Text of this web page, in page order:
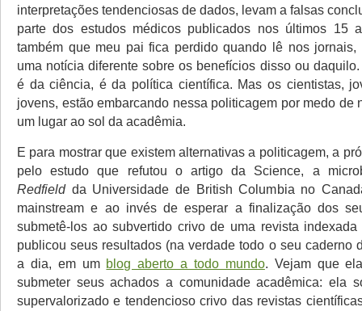
interpretações tendenciosas de dados, levam a falsas
parte dos estudos médicos publicados nos últimos 15
também que meu pai fica perdido quando lê nos jornais,
uma notícia diferente sobre os benefícios disso ou
é da ciência, é da política científica. Mas os cientistas,
jovens, estão embarcando nessa politicagem por medo de
um lugar ao sol da acadêmia.
E para mostrar que existem alternativas a politicagem, a
pelo estudo que refutou o artigo da Science, a
Redfieldda Universidade de British Columbia no
mainstream e ao invés de esperar a finalização dos
submetê-los ao subvertido crivo de uma revista
publicou seus resultados (na verdade todo o seu caderno
a dia, em um blog aberto a todo mundo. Vejam que
submeter seus achados a comunidade acadêmica: ela
supervalorizado e tendencioso crivo das revistas